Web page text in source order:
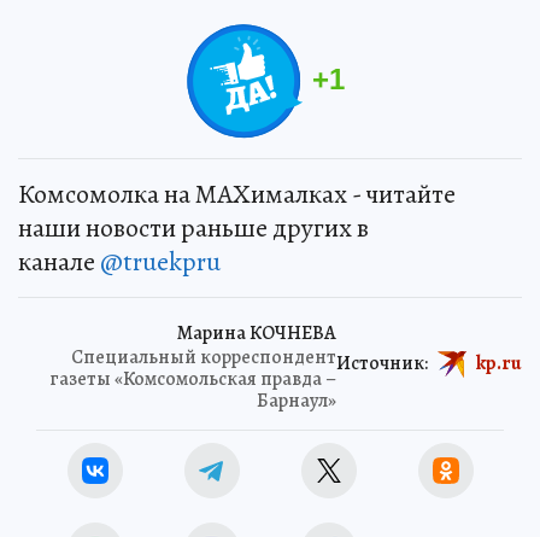
+1
Комсомолка на MAXималках - читайте
наши новости раньше других в
канале @truekpru
Марина КОЧНЕВА
Специальный корреспондент
газеты «Комсомольская правда –
Барнаул»
Источник: kp.ru